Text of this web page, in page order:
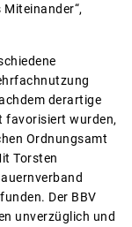
derartige
favorisiert wurden,
Ordnungsamt
Torsten
Der BBV
unverzüglich und